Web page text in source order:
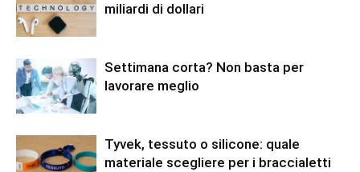
miliardi di dollari
Settimana corta? Non basta per
lavorare meglio
Tyvek, tessuto o silicone: quale
materiale scegliere per i braccialetti